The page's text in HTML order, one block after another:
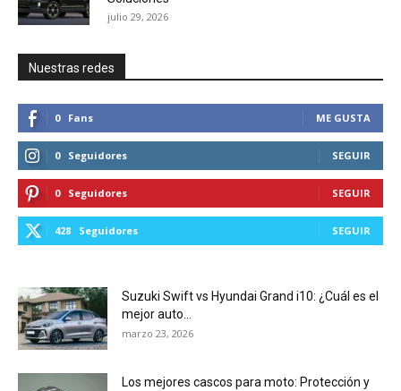
julio 29, 2026
Nuestras redes
0 Fans ME GUSTA
0 Seguidores SEGUIR
0 Seguidores SEGUIR
428 Seguidores SEGUIR
Suzuki Swift vs Hyundai Grand i10: ¿Cuál es el
mejor auto...
marzo 23, 2026
Los mejores cascos para moto: Protección y